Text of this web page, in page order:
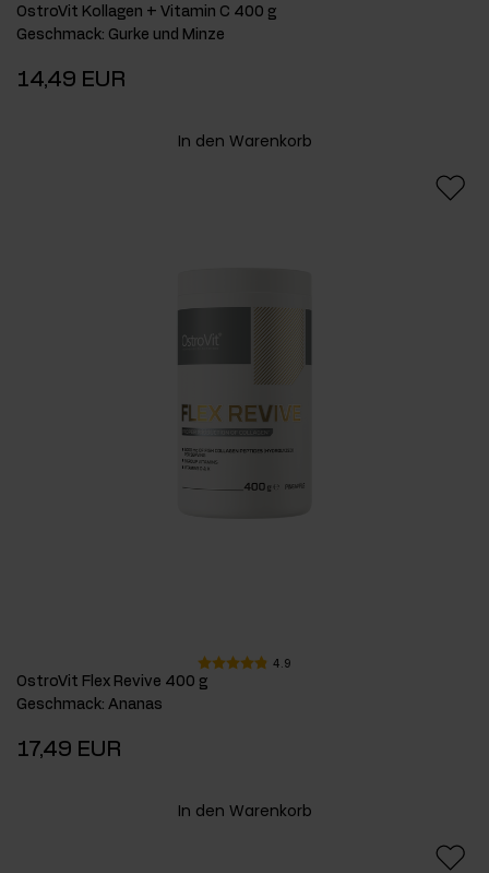
OstroVit Kollagen + Vitamin C 400 g
Geschmack: Gurke und Minze
14,49 EUR
In den Warenkorb
4.9
OstroVit Flex Revive 400 g
Geschmack: Ananas
17,49 EUR
In den Warenkorb